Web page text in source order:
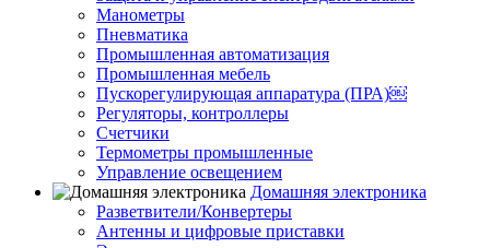
Манометры
Пневматика
Промышленная автоматизация
Промышленная мебель
Пускорегулирующая аппаратура (ПРА)￼
Регуляторы, контроллеры
Счетчики
Термометры промышленные
Управление освещением
Домашняя электроника
Разветвители/Конвертеры
Антенны и цифровые приставки